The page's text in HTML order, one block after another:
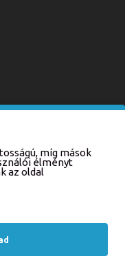
míg mások
élményt
az oldal